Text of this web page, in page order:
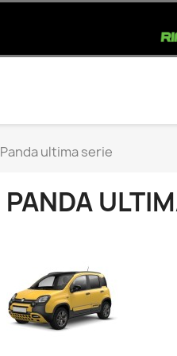
Panda ultima serie
PANDA